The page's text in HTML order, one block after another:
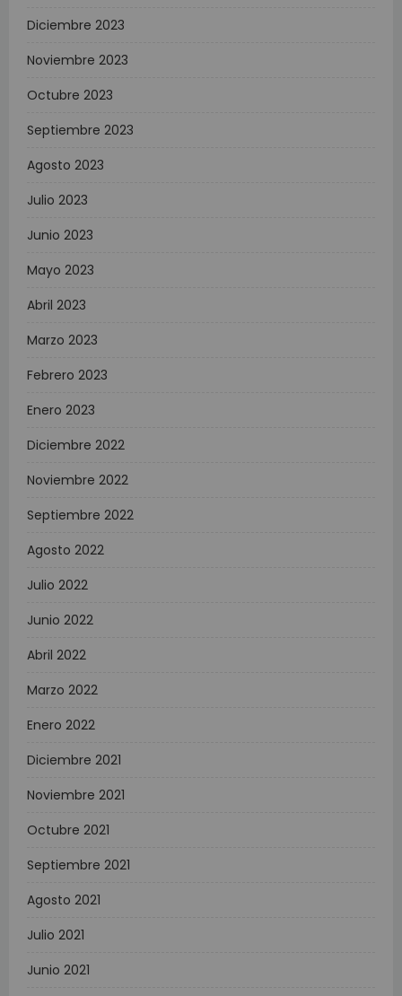
Diciembre 2023
Noviembre 2023
Octubre 2023
Septiembre 2023
Agosto 2023
Julio 2023
Junio 2023
Mayo 2023
Abril 2023
Marzo 2023
Febrero 2023
Enero 2023
Diciembre 2022
Noviembre 2022
Septiembre 2022
Agosto 2022
Julio 2022
Junio 2022
Abril 2022
Marzo 2022
Enero 2022
Diciembre 2021
Noviembre 2021
Octubre 2021
Septiembre 2021
Agosto 2021
Julio 2021
Junio 2021